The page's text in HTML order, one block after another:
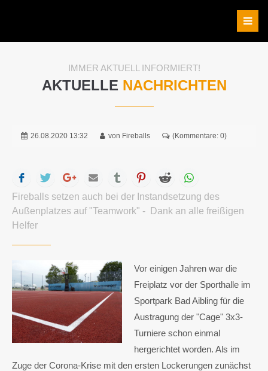
IMMER AKTUELL INFORMIERT!
AKTUELLE NACHRICHTEN
26.08.2020 13:32 von Fireballs (Kommentare: 0)
Facebook
Twitter Google+Mail tumblr PinterestReddit
Fireballs setzen auch bei der Instandsetzung des
Außenplatzes auf "Teamwork" - Dank an alle freißigen
Helfer
Vor einigen Jahren war die
Freiplatz vor der Sporthalle im
Sportpark Bad Aibling für die
Austragung der "Cage" 3x3-
Turniere schon einmal
hergerichtet worden. Als im
Zuge der Corona-Krise mit den ersten Lockerungen zunächst